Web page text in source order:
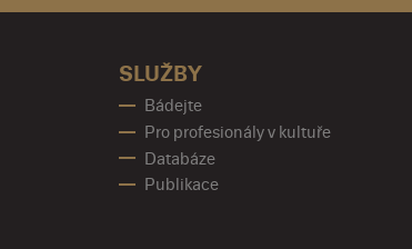
SLUŽBY
Bádejte
Pro profesionály v kultuře
Databáze
Publikace